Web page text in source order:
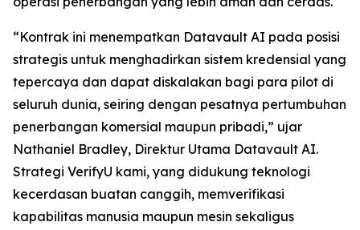
“Kontrak ini menempatkan Datavault AI pada posisi
strategis untuk menghadirkan sistem kredensial yang
tepercaya dan dapat diskalakan bagi para pilot di
seluruh dunia, seiring dengan pesatnya pertumbuhan
penerbangan komersial maupun pribadi,” ujar
Nathaniel Bradley, Direktur Utama Datavault AI.
Strategi VerifyU kami, yang didukung teknologi
kecerdasan buatan canggih, memverifikasi
kapabilitas manusia maupun mesin sekaligus